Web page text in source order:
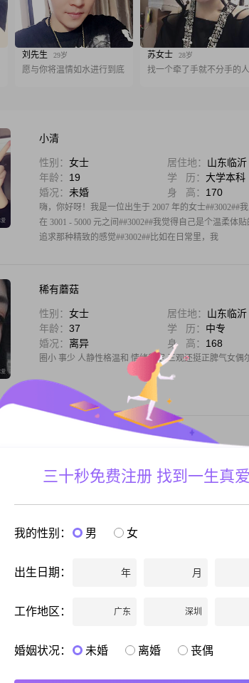
刘先生 29岁
愿与你将温情如水进行到底
苏女士 28岁
找一个牵了手就不分手的人
小清
性别： 女士 居住地： 山东临沂
年龄： 19 学 历： 大学本科
婚况： 未婚 身 高： 170
嗨，你好呀！我是一位出生于 2007 年的女士##3002##
在 3001 - 5000 元之间##3002##我觉得自己是个温柔体
追求那种精致的感觉##3002##比如在日常里，我
稀有蘑菇
性别： 女士 居住地： 山东临沂
年龄： 37 学 历： 中专
婚况： 离异 身 高： 168
圈小 事少 人静性格温和 情绪稳定 三观还挺正脾气女
年龄：39 学 历：大专
性别： 居住地：
婚况：
未婚 身 高：165
我是一个温柔善良懂事听话，不太会说话，脑子笨，
三十秒免费注册 找到一生真爱
我的性别： 男 女
出生日期： 年 月
工作地区： 广东 深圳
婚姻状况： 未婚 离婚 丧偶